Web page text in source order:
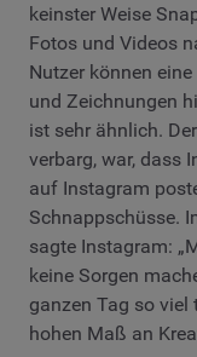
keinster Weise
Fotos und Videos
Nutzer können
und Zeichnungen
ist sehr ähnlich.
verbarg, war, dass
auf Instagram
Schnappschüsse.
sagte Instagram:
keine Sorgen
ganzen Tag so
hohen Maß an